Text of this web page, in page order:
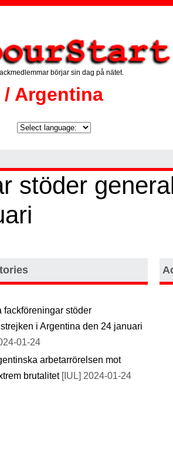
börjar sin dag på nätet.
/ Argentina
stöder
fackföreningar stöder
i Argentina den 24 januari
01-24
arbetarrörelsen mot
brutalitet[IUL] 2024-01-24